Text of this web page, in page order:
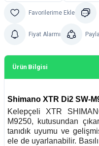
Fiyat Alarmı
Ürün Bilgisi
Shimano XTR Di2 SW-
Kelepçeli XTR
M9250, kutusundan
tanıdık uyumu ve
ele de uyarlanabilir.